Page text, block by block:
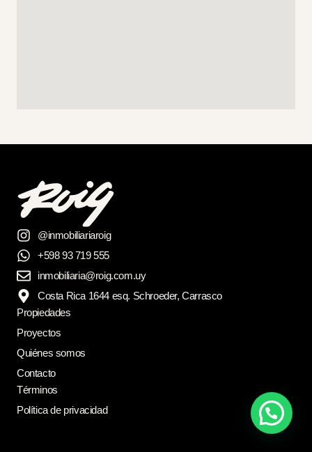
@inmobiliariaroig
+598 93 719 555
inmobiliaria@roig.com.uy
Costa Rica 1644 esq. Schroeder, Carrasco
Propiedades
Proyectos
Quiénes somos
Contacto
Términos
Política de privacidad